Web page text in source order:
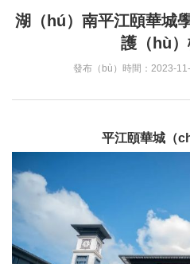
湖（hú）南平江頤華城
護（hù）
發布（bù）時間：2023-
平江頤華城（